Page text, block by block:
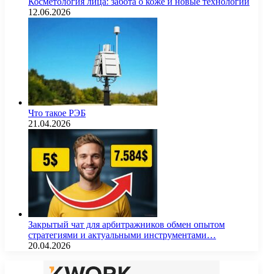
12.06.2026
Что такое РЭБ
21.04.2026
Закрытый чат для арбитражников обмен опытом
стратегиями и актуальными инструментами…
20.04.2026